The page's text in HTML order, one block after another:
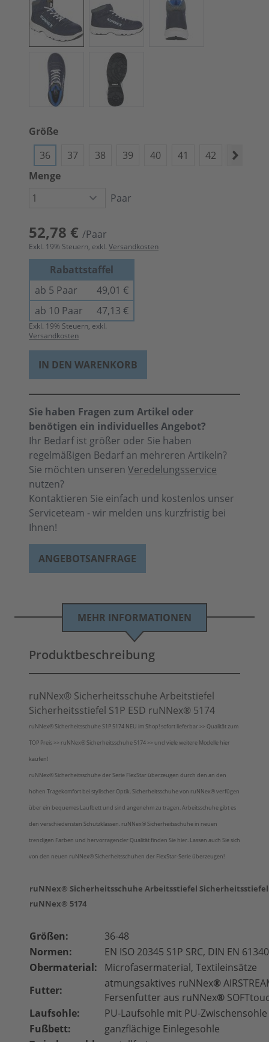
Größe
36
37 38 39 40 41 42 43
Menge
Paar
52,78 € /Paar
Exkl. 19% Steuern, exkl. Versandkosten
Rabattstaffel
ab 5 Paar
49,01 €
ab 10 Paar
47,13 €
Exkl. 19% Steuern, exkl.
Versandkosten
IN DEN WARENKORB
Sie haben Fragen zum Artikel oder
benötigen ein individuelles Angebot?
Ihr Bedarf ist größer oder Sie haben
regelmäßigen Bedarf an mehreren Artikeln?
Sie möchten unseren Veredelungsservice
nutzen?
Kontaktieren Sie einfach und kostenlos unser
Serviceteam - wir melden uns kurzfristig bei
Ihnen!
ANGEBOTSANFRAGE
MEHR INFORMATIONEN
Produktbeschreibung
ruNNex® Sicherheitsschuhe Arbeitstiefel
Sicherheitsstiefel S1P ESD ruNNex® 5174
ruNNex® Sicherheitsschuhe S1P 5174 NEU im Shop! sofort lieferbar >> Qualität zum
TOP Preis >> ruNNex® Sicherheitsschuhe 5174 >> und viele weitere Modelle hier
kaufen!
ruNNex® Sicherheitsschuhe der Serie FlexStar überzeugen durch den an den
hohen Tragekomfort bei stylischer Optik. Sicherheitsschuhe von ruNNex®verfügen
über ein bequemes Laufbett und sind angenehm zu tragen. Arbeitsschuhe gibt es
den verschiedensten Schutzklassen. ruNNex® Sicherheitsschuhe in neuen
trendigen Farben und hervorragender Qualität finden Sie hier. Lassen auch Sie sich
von den neuen ruNNex® Sicherheitsschuhen der FlexStar-Serie überzeugen!
ruNNex® Sicherheitsschuhe Arbeitsstiefel Sicherheitsstiefel
ruNNex® 5174
Größen:
36-48
Normen:
EN ISO 20345 S1P SRC, DIN EN
Obermaterial:
Microfasermaterial, Textileinsätze
Futter:
atmungsaktives ruNNex®
Fersenfutter aus ruNNex®
Laufsohle:
PU-Laufsohle mit PU-Zwischensohle
Fußbett:
ganzflächige Einlegesohle